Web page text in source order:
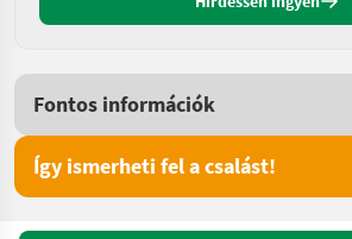
Fontos információk
Így ismerheti fel a csalást!